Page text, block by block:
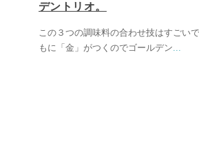
デントリオ。
この３つの調味料の合わせ技はすごい
もに「金」がつくのでゴールデン...